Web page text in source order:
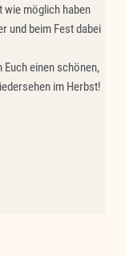
wie möglich haben
und beim Fest dabei
einen schönen,
im Herbst!